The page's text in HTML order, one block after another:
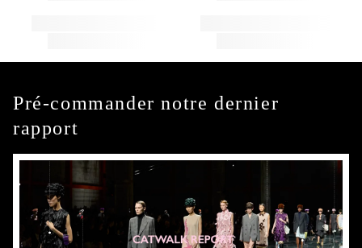
Pré-commander notre dernier
rapport